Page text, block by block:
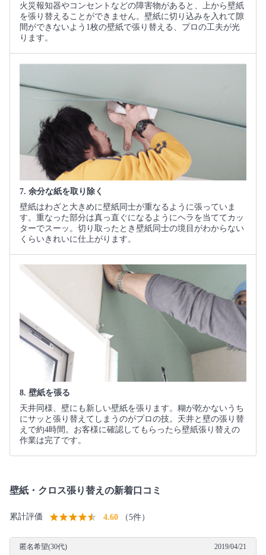
火災報知器やコンセントなどの障害物があると、上から壁紙
を張り替えることができません。壁紙に切り込みを入れて隙
間ができないよう1枚の壁紙で張り替える、プロの工夫が光
ります。
7. 余分な紙を取り除く
壁紙はわざと大きめに壁紙同士が重なるように張っていま
す。重なった部分は真っ直ぐになるようにヘラを当ててカッ
ターでスーッ。切り取ったとき壁紙同士の境目がわからない
くらいきれいに仕上がります。
8. 壁紙を張る
天井同様、壁にも新しい壁紙を張ります。糊が乾かないうち
にサッと張り替えてしまうのがプロの技。天井と壁の張り替
えで約4時間。お客様に確認してもらったら壁紙張り替えの
作業は完了です。
壁紙・クロス張り替えの新着口コミ
累計評価 4.60 （5件）
匿名希望(30代) 2019/04/21